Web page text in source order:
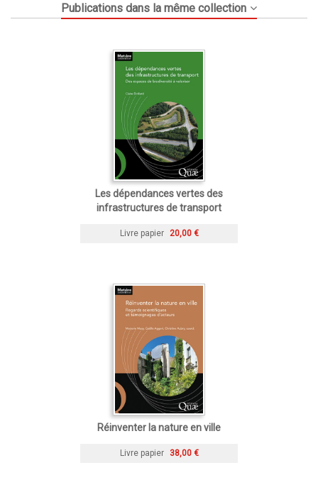
Publications dans la même collection
Les dépendances vertes des
infrastructures de transport
Livre papier 20,00 €
Réinventer la nature en ville
Livre papier 38,00 €